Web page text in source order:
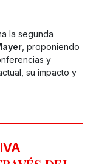
la segunda
, proponiendo
y
su impacto y